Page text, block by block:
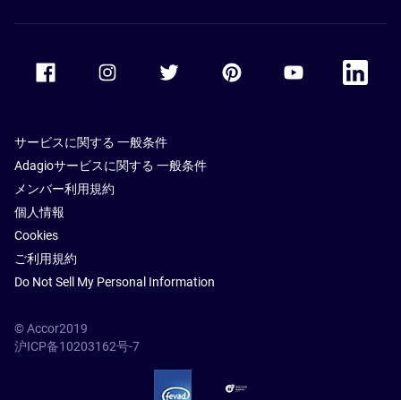
Accor Facebook Accor TwitterAccor PinterestAccor Youtube
Accor
サービスに関する 一般条件
Adagioサービスに関する 一般条件
メンバー利用規約
個人情報
Cookies
ご利用規約
Do Not Sell My Personal Information
© Accor2019
沪ICP备10203162号-7